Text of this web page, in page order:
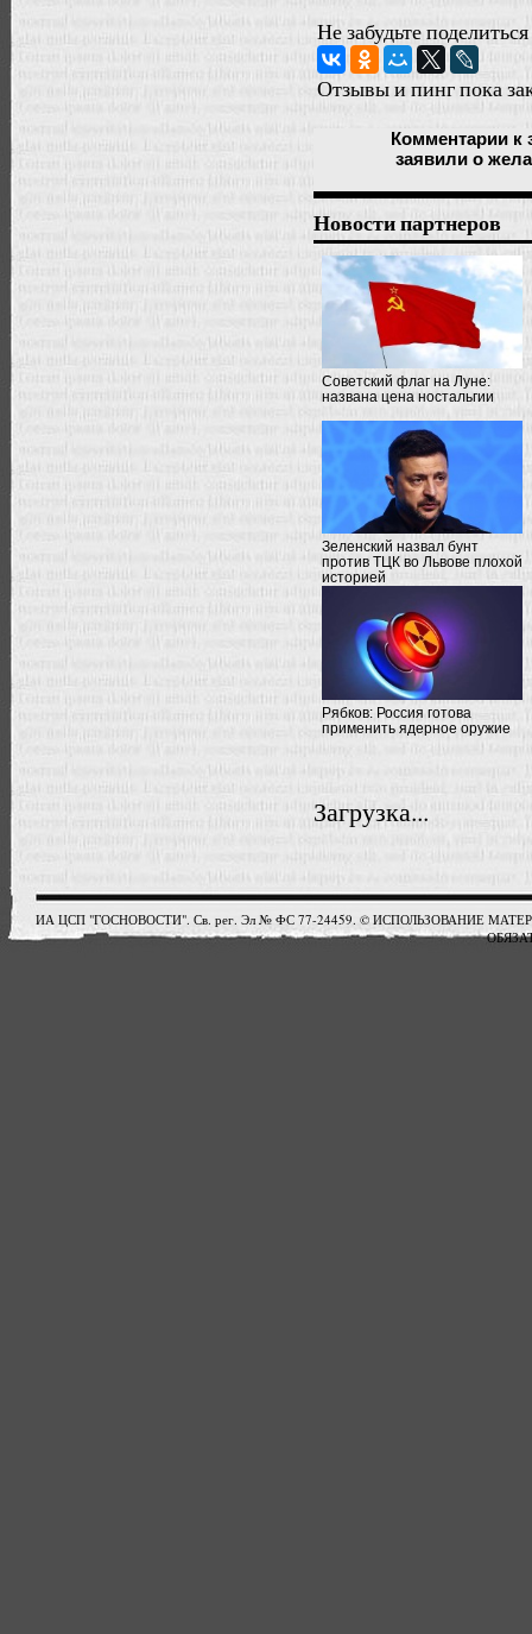
Не забудьте
Отзывы и пинг пока
Комментарии к
заявили о
Новости партнеров
Советский флаг на Луне:
названа цена ностальгии
Зеленский назвал бунт
против ТЦК во Львове плохой
историей
Рябков: Россия готова
применить ядерное оружие
Загрузка...
ИА ЦСП "ГОСНОВОСТИ". Св. рег. Эл № ФС 77-24459. © ИСПОЛЬЗОВАНИЕ